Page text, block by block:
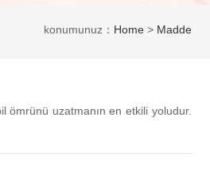
konumunuz： Home> Madde
ömrünü uzatmanın en etkili yoludur.